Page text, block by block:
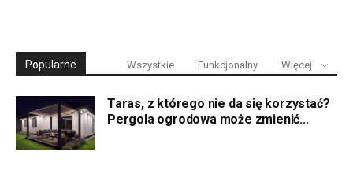
Popularne Wszystkie Funkcjonalny Więcej
Taras, z którego nie da się korzystać?
Pergola ogrodowa może zmienić...